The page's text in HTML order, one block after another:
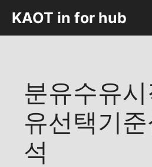
츠
KAOT in for hub
분유수유
유선택기
석